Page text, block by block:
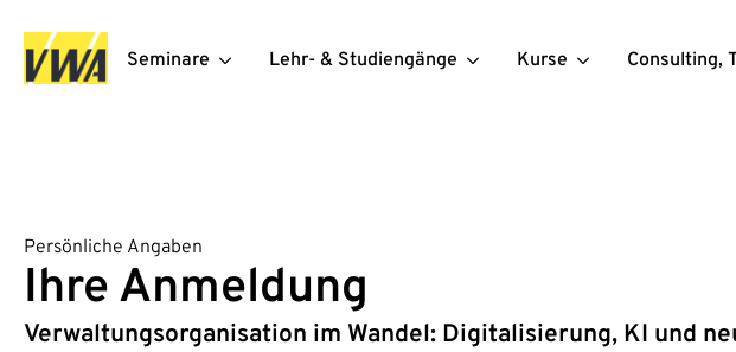
Seminare Lehr- & Studiengänge Kurse Consulting,
Persönliche Angaben
Ihre Anmeldung
Verwaltungsorganisation im Wandel: Digitalisierung, KI und